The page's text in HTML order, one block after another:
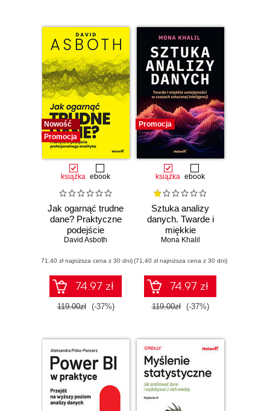
Nowość
Promocja
książka ebook
Jak ogarnąć trudne
dane? Praktyczne
podejście
profesjonalnego
David Asboth
(71,40 zł najniższa cena z 30 dni)
74.97 zł
119.00zł (-37%)
Promocja
książka ebook
Sztuka analizy
danych. Twarde i
miękkie
umiejętności w
inteligencji
Mona Khalil
(71,40 zł najniższa cena z 30 dni)
74.97 zł
119.00zł (-37%)